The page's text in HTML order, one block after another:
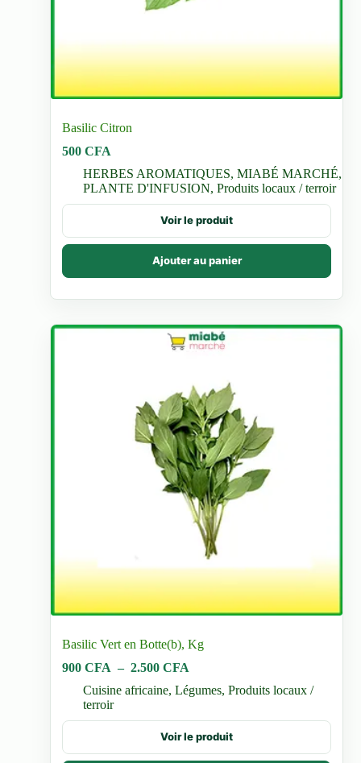
Basilic Citron
500CFA
HERBES AROMATIQUES,MIABÉ MARCHÉ,
PLANTE D'INFUSION,Produits locaux / terroir
Voir le produit
Ajouter au panier
Basilic Vert en Botte(b), Kg
900CFA – 2.500CFA
prix :
à
2.500 CFA
Cuisine africaine,Légumes,Produits locaux /
terroir
Voir le produit
Ce
a